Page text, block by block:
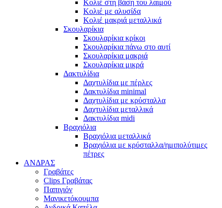
Κολιέ στη βάση του λαιμού
Κολιέ με αλυσίδα
Κολιέ μακριά μεταλλικά
Σκουλαρίκια
Σκουλαρίκια κρίκοι
Σκουλαρίκια πάνω στο αυτί
Σκουλαρίκια μακριά
Σκουλαρίκια μικρά
Δακτυλίδια
Δαχτυλίδια με πέρλες
Δακτυλίδια minimal
Δαχτυλίδια με κρύσταλλα
Δαχτυλίδια μεταλλικά
Δακτυλίδια midi
Βραχιόλια
Βραχιόλια μεταλλικά
Βραχιόλια με κρύσταλλα/ημιπολύτιμες
πέτρες
ΑΝΔΡΑΣ
Γραβάτες
Clips Γραβάτας
Παπιγιόν
Μανικετόκουμπα